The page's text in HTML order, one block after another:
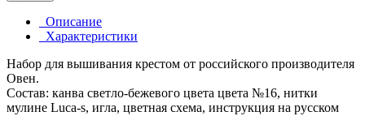
Описание
Характеристики
Набор для вышивания крестом от российского производителя
Овен.
Состав: канва светло-бежевого цвета цвета №16, нитки
мулине Luca-s, игла, цветная схема, инструкция на русском